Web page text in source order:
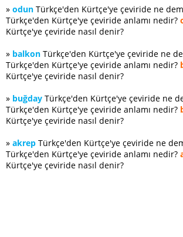
» odun Türkçe'den Kürtçe'ye çeviride ne
Türkçe'den Kürtçe'ye çeviride anlamı nedir?
Kürtçe'ye çeviride nasıl denir?
» balkon Türkçe'den Kürtçe'ye çeviride ne
Türkçe'den Kürtçe'ye çeviride anlamı nedir?
Kürtçe'ye çeviride nasıl denir?
» buğday Türkçe'den Kürtçe'ye çeviride ne
Türkçe'den Kürtçe'ye çeviride anlamı nedir?
Kürtçe'ye çeviride nasıl denir?
» akrep Türkçe'den Kürtçe'ye çeviride ne
Türkçe'den Kürtçe'ye çeviride anlamı nedir?
Kürtçe'ye çeviride nasıl denir?